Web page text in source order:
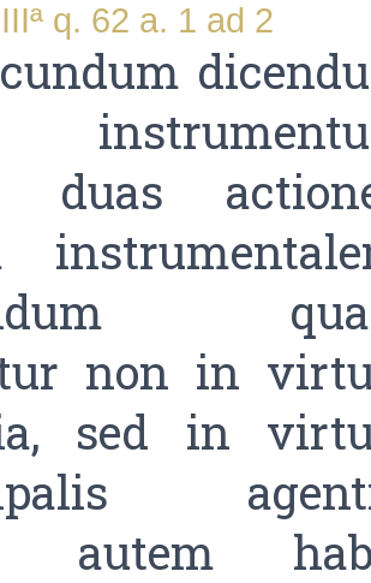
q. 62 a. 1 ad 2
duas
non in
sed in
autem